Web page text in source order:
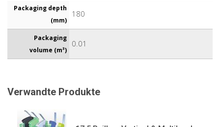
Packaging depth
(mm)
180
Packaging
volume (m³)
0.01
Verwandte Produkte